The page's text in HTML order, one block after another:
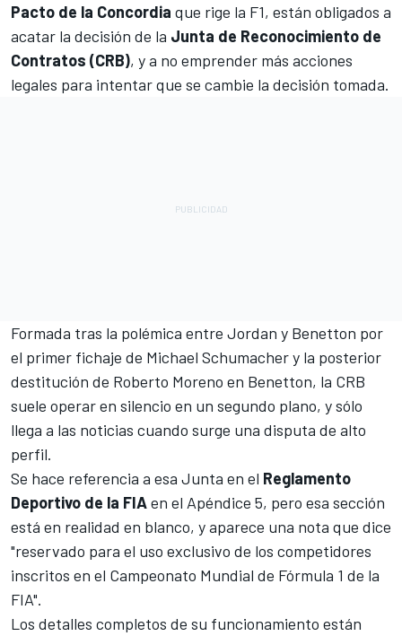
Pacto de la Concordia que rige la F1, están obligados a
acatar la decisión de la Junta de Reconocimiento de
Contratos (CRB), y a no emprender más acciones
legales para intentar que se cambie la decisión tomada.
Formada tras la polémica entre Jordan y Benetton por
el primer fichaje de Michael Schumacher y la posterior
destitución de Roberto Moreno en Benetton, la CRB
suele operar en silencio en un segundo plano, y sólo
llega a las noticias cuando surge una disputa de alto
perfil.
Se hace referencia a esa Junta en el Reglamento
Deportivo de la FIAen el Apéndice 5, pero esa sección
está en realidad en blanco, y aparece una nota que dice
"reservado para el uso exclusivo de los competidores
inscritos en el Campeonato Mundial de Fórmula 1 de la
FIA".
Los detalles completos de su funcionamiento están